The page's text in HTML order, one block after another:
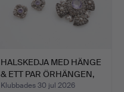
HALSKEDJA MED HÄNGE
& ETT PAR ÖRHÄNGEN,
SI…
Klubbades 30 jul 2026